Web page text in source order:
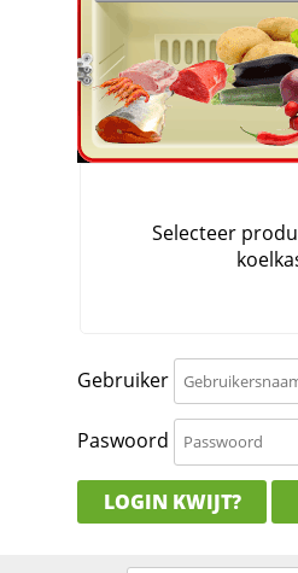
Gebruiker
Paswoord
LOGIN KWIJT?